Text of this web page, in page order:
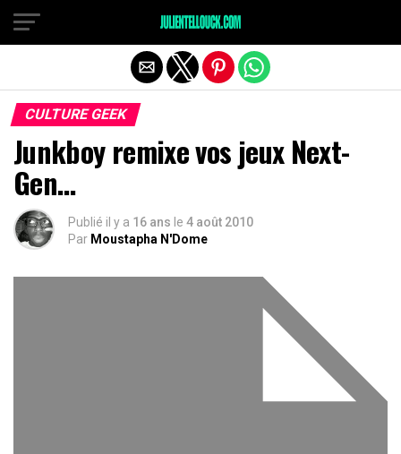
CULTURE GEEK
Junkboy remixe vos jeux Next-
Gen…
Publié il y a 16 ans le 4 août 2010
Par Moustapha N'Dome